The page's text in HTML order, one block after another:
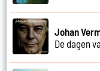
Johan
De dagen